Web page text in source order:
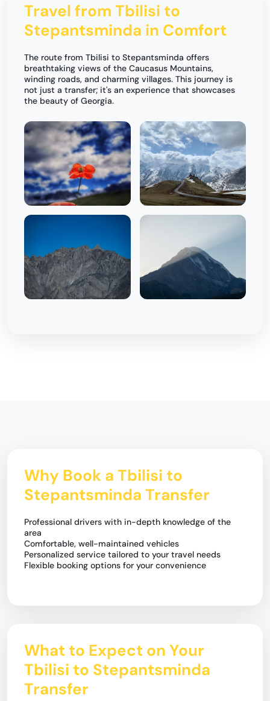
Travel from Tbilisi to
Stepantsminda in Comfort
The route from Tbilisi to Stepantsminda offers
breathtaking views of the Caucasus Mountains,
winding roads, and charming villages. This journey is
not just a transfer; it's an experience that showcases
the beauty of Georgia.
Why Book a Tbilisi to
Stepantsminda Transfer
Professional drivers with in-depth knowledge of the
area
Comfortable, well-maintained vehicles
Personalized service tailored to your travel needs
Flexible booking options for your convenience
What to Expect on Your
Tbilisi to Stepantsminda
Transfer